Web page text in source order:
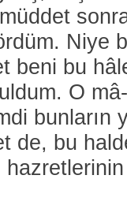
Niye
beni bu
O
bunların
de, bu